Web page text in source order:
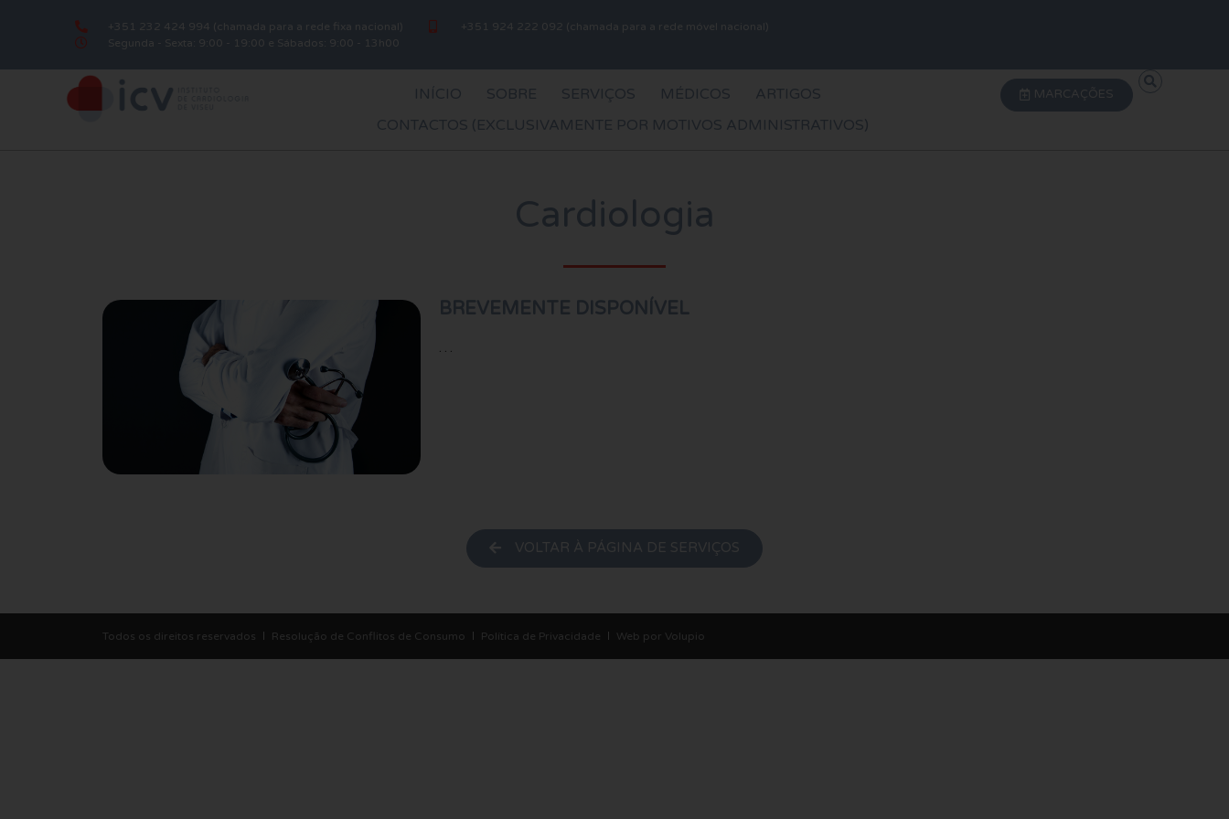
+351 232 424 994 (chamada para a rede fixa nacional)
+351 924 222 092 (chamada para a rede móvel nacional)
Segunda - Sexta: 9:00 - 19:00 e Sábados: 9:00 - 13h00
INÍCIO SOBRE SERVIÇOS MÉDICOS
ARTIGOS
CONTACTOS (EXCLUSIVAMENTE POR MOTIVOS ADMINISTRATIVOS)
MARCAÇÕES
Cardiologia
BREVEMENTE DISPONÍVEL
…
VOLTAR À PÁGINA DE SERVIÇOS
Todos os direitos reservados Resolução de Conflitos de Consumo Política de Privacidade Web por Volupio